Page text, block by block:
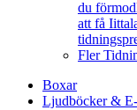
du
att få
Fler
Boxar
Ljudböcker &